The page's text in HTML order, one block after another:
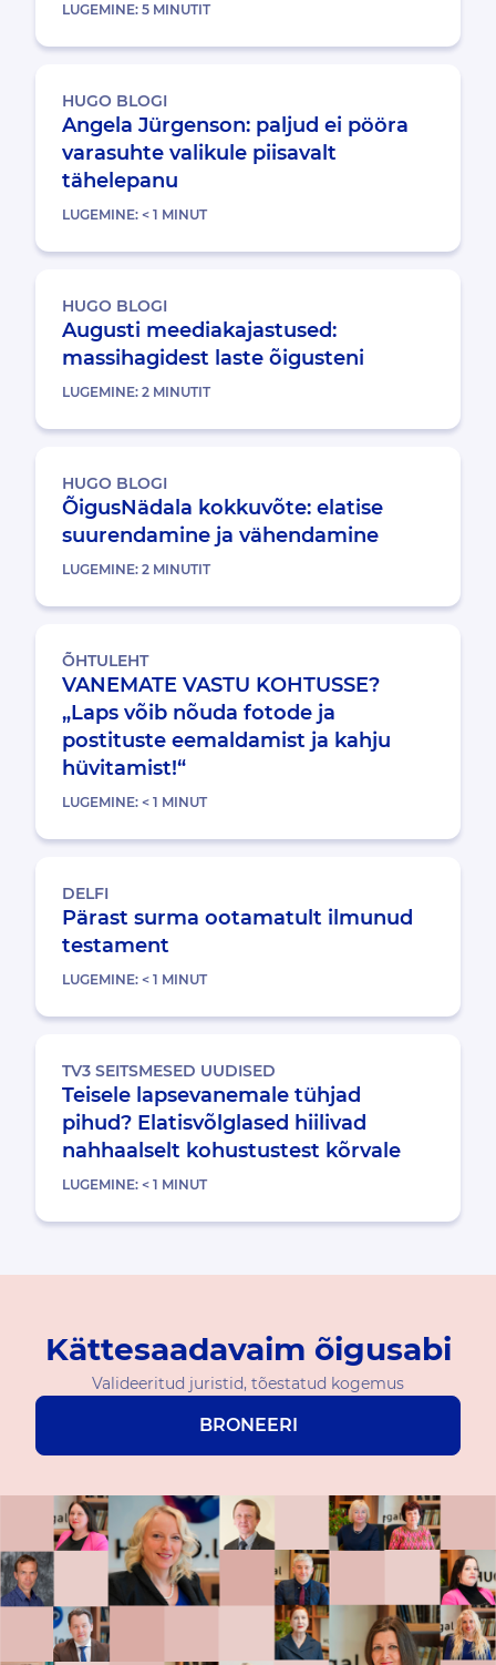
LUGEMINE: 5 MINUTIT
HUGO BLOGI
Angela Jürgenson: paljud ei pööra
varasuhte valikule piisavalt
tähelepanu
LUGEMINE: < 1 MINUT
HUGO BLOGI
Augusti meediakajastused:
massihagidest laste õigusteni
LUGEMINE: 2 MINUTIT
HUGO BLOGI
ÕigusNädala kokkuvõte: elatise
suurendamine ja vähendamine
LUGEMINE: 2 MINUTIT
ÕHTULEHT
VANEMATE VASTU KOHTUSSE?
„Laps võib nõuda fotode ja
postituste eemaldamist ja kahju
hüvitamist!“
LUGEMINE: < 1 MINUT
DELFI
Pärast surma ootamatult ilmunud
testament
LUGEMINE: < 1 MINUT
TV3 SEITSMESED UUDISED
Teisele lapsevanemale tühjad
pihud? Elatisvõlglased hiilivad
nahhaalselt kohustustest kõrvale
LUGEMINE: < 1 MINUT
Kättesaadavaim õigusabi
Valideeritud juristid, tõestatud kogemus
BRONEERI